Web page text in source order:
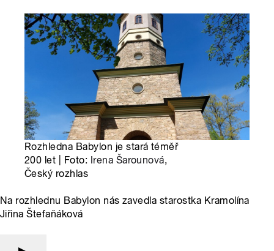
Rozhledna Babylon je stará téměř
200 let | Foto: Irena Šarounová,
Český rozhlas
Na rozhlednu Babylon nás zavedla starostka Kramolína
Jiřina Štefaňáková